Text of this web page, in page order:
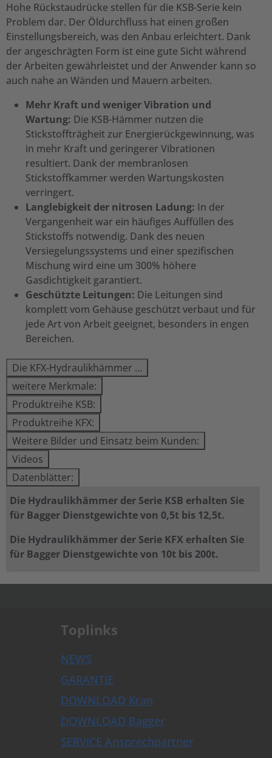
Hohe Rückstaudrücke stellen für die KSB-Serie kein
Problem dar. Der Öldurchfluss hat einen großen
Einstellungsbereich, was den Anbau erleichtert. Dank
der angeschrägten Form ist eine gute Sicht während
der Arbeiten gewährleistet und der Anwender kann so
auch nahe an Wänden und Mauern arbeiten.
Mehr Kraft und weniger Vibration und
Wartung: Die KSB-Hämmer nutzen die
Stickstoffträgheit zur Energierückgewinnung, was
in mehr Kraft und geringerer Vibrationen
resultiert. Dank der membranlosen
Stickstoffkammer werden Wartungskosten
verringert.
Langlebigkeit der nitrosen Ladung: In der
Vergangenheit war ein häufiges Auffüllen des
Stickstoffs notwendig. Dank des neuen
Versiegelungssystems und einer spezifischen
Mischung wird eine um 300% höhere
Gasdichtigkeit garantiert.
Geschützte Leitungen: Die Leitungen sind
komplett vom Gehäuse geschützt verbaut und für
jede Art von Arbeit geeignet, besonders in engen
Bereichen.
Die KFX-Hydraulikhämmer …
weitere Merkmale:
Produktreihe KSB:
Produktreihe KFX:
Weitere Bilder und Einsatz beim Kunden:
Videos
Datenblätter:
Die Hydraulikhämmer der Serie KSB erhalten Sie
für Bagger Dienstgewichte von 0,5t bis 12,5t.
Die Hydraulikhämmer der Serie KFX erhalten Sie
für Bagger Dienstgewichte von 10t bis 200t.
Toplinks
NEWS
GARANTIE
DOWNLOAD Kran
DOWNLOAD Bagger
SERVICE Ansprechpartner